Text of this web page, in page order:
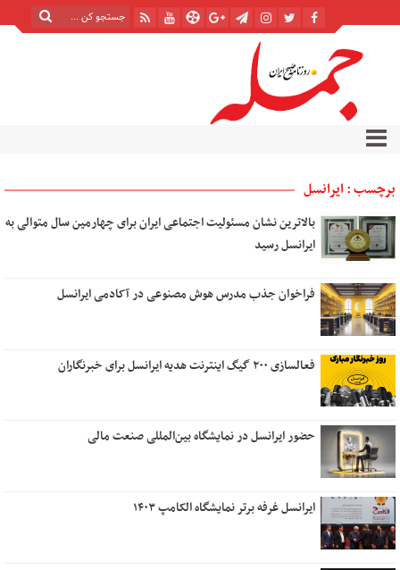
برچسب : ایرانسل
بالاترین نشان مسئولیت اجتماعی ایران برای چهارمین سال متوالی به
ایرانسل رسید
فراخوان جذب مدرس هوش مصنوعی در آکادمی ایرانسل
فعالسازی ۲۰۰ گیگ اینترنت هدیه ایرانسل برای خبرنگاران
حضور ایرانسل در نمایشگاه بین‌المللی صنعت مالی
ایرانسل غرفه برتر نمایشگاه الکامپ ۱۴۰۳